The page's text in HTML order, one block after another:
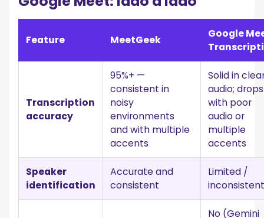
Feature MeetGeek
Google
Transcription
accuracy
95%+ —
consistent in
noisy
environments
and with multiple
accents
Solid in
audio; drops
with poor
audio or
multiple
accents
Speaker
identification
Accurate and
consistent
Limited /
No (Gemini